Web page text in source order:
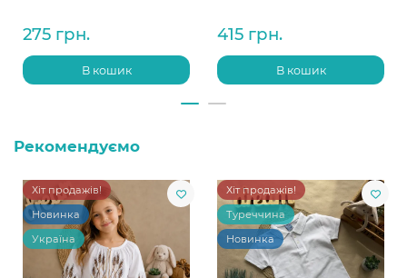
275 грн.
В кошик
415 грн.
В кошик
Рекомендуємо
Хіт продажів!
Новинка
Україна
Хіт продажів!
Туреччина
Новинка